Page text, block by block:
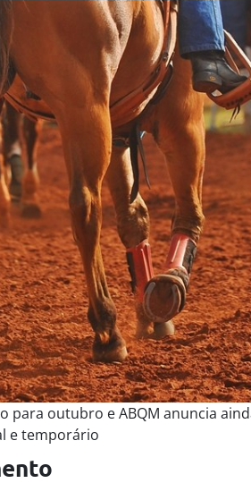
para outubro e ABQM anuncia
e temporário